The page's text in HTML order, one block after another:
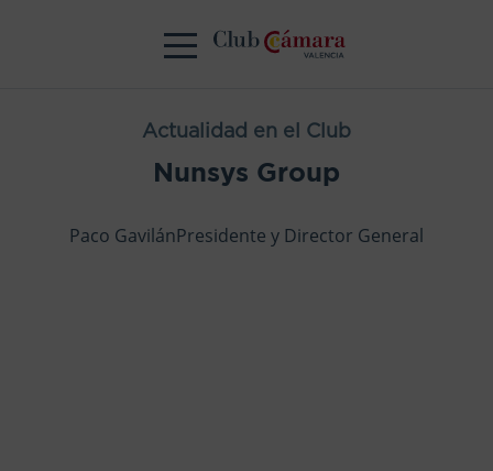
Actualidad en el Club
Nunsys Group
Paco GavilánPresidente y Director General